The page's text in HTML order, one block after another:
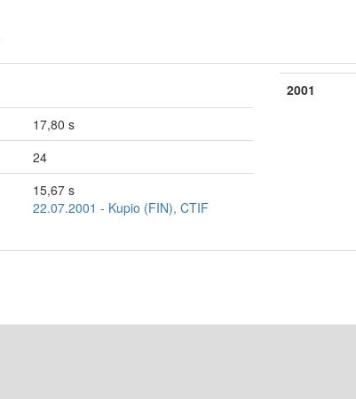
17,80 s
24
15,67 s
22.07.2001 - Kupio (FIN), CTIF
2001